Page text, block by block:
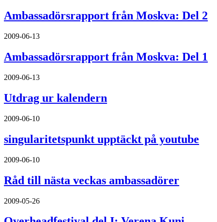
Ambassadörsrapport från Moskva: Del 2
2009-06-13
Ambassadörsrapport från Moskva: Del 1
2009-06-13
Utdrag ur kalendern
2009-06-10
singularitetspunkt upptäckt på youtube
2009-06-10
Råd till nästa veckas ambassadörer
2009-05-26